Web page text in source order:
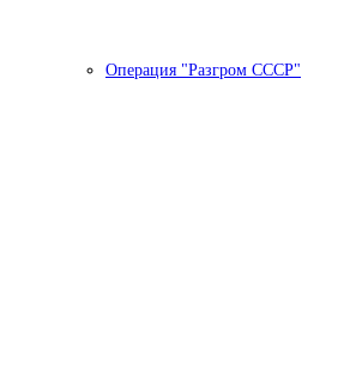
Операция "Разгром СССР"